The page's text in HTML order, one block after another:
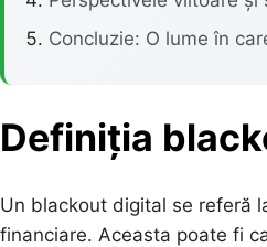
Concluzie: O lume în
Definiția
Un blackout digital se referă
financiare. Aceasta poate fi